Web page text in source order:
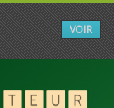
VOIR